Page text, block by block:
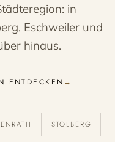
in
Eschweiler und
hinaus.
ENTDECKEN →
STOLBERG